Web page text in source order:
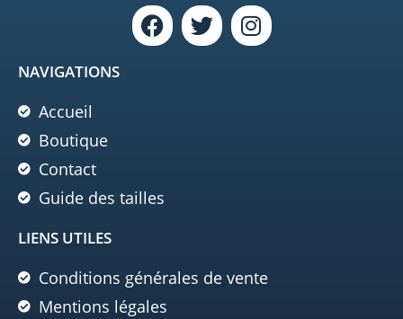
NAVIGATIONS
Accueil
Boutique
Contact
Guide des tailles
LIENS UTILES
Conditions générales de vente
Mentions légales